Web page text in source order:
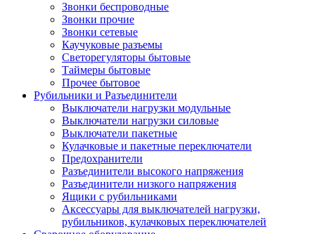
Звонки беспроводные
Звонки прочие
Звонки сетевые
Каучуковые разъемы
Светорегуляторы бытовые
Таймеры бытовые
Прочее бытовое
Рубильники и Разъединители
Выключатели нагрузки модульные
Выключатели нагрузки силовые
Выключатели пакетные
Кулачковые и пакетные переключатели
Предохранители
Разъединители высокого напряжения
Разъединители низкого напряжения
Ящики с рубильниками
Аксессуары для выключателей нагрузки,
рубильников, кулачковых переключателей